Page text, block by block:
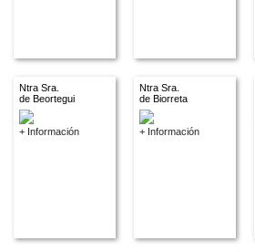
Ntra Sra.
de Beortegui
+ Información
Ntra Sra.
de Biorreta
+ Información